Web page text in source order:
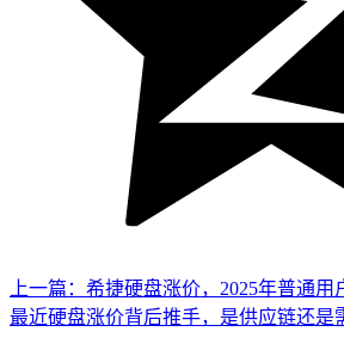
上一篇：希捷硬盘涨价，2025年普通用
最近硬盘涨价背后推手，是供应链还是